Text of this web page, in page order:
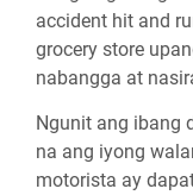
accident hit and
grocery store
nabangga at
Ngunit ang ibang
na ang iyong
motorista ay